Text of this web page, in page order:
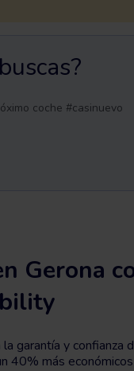
coche #casinuevo
Gerona
garantía y confianza
40% más